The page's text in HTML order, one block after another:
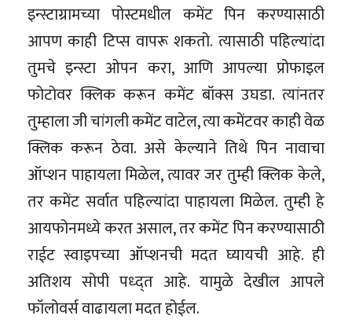
इन्स्टाग्रामच्या पोस्टमधील कमेंट पिन करण्यासाठी
आपण काही टिप्स वापरू शकतो. त्यासाठी पहिल्यांदा
तुमचे इन्स्टा ओपन करा, आणि आपल्या प्रोफाइल
फोटोवर क्लिक करून कमेंट बॉक्स उघडा. त्यांनतर
तुम्हाला जी चांगली कमेंट वाटेल, त्या कमेंटवर काही वेळ
क्लिक करून ठेवा. असे केल्याने तिथे पिन नावाचा
ऑप्शन पाहायला मिळेल, त्यावर जर तुम्ही क्लिक केले,
तर कमेंट सर्वात पहिल्यांदा पाहायला मिळेल. तुम्ही हे
आयफोनमध्ये करत असाल, तर कमेंट पिन करण्यासाठी
राईट स्वाइपच्या ऑप्शनची मदत घ्यायची आहे. ही
अतिशय सोपी पध्द्त आहे. यामुळे देखील आपले
फॉलोवर्स वाढायला मदत होईल.